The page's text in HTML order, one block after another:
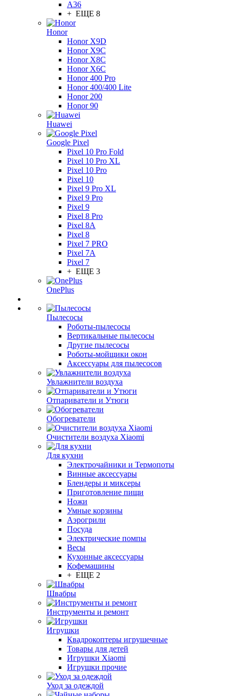
A36
+ ЕЩЕ 8
Honor
Honor X9D
Honor X9C
Honor X8C
Honor X6C
Honor 400 Pro
Honor 400/400 Lite
Honor 200
Honor 90
Huawei
Google Pixel
Pixel 10 Pro Fold
Pixel 10 Pro XL
Pixel 10 Pro
Pixel 10
Pixel 9 Pro XL
Pixel 9 Pro
Pixel 9
Pixel 8 Pro
Pixel 8A
Pixel 8
Pixel 7 PRO
Pixel 7A
Pixel 7
+ ЕЩЕ 3
OnePlus
Пылесосы
Роботы-пылесосы
Вертикальные пылесосы
Другие пылесосы
Роботы-мойщики окон
Аксессуары для пылесосов
Увлажнители воздуха
Отпариватели и Утюги
Обогреватели
Очистители воздуха Xiaomi
Для кухни
Электрочайники и Термопоты
Винные аксессуары
Блендеры и миксеры
Приготовление пищи
Ножи
Умные корзины
Аэрогрили
Посуда
Электрические помпы
Весы
Кухонные аксессуары
Кофемашины
+ ЕЩЕ 2
Швабры
Инструменты и ремонт
Игрушки
Квадрокоптеры игрушечные
Товары для детей
Игрушки Xiaomi
Игрушки прочие
Уход за одеждой